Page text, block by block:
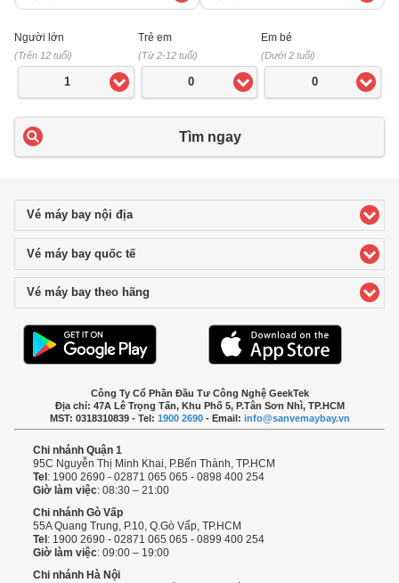
Người lớn
(Trên 12 tuổi)
1
Trẻ em
(Từ 2-12 tuổi)
0
Em bé
(Dưới 2 tuổi)
0
Tìm ngay
Vé máy bay nội địaclick to expand contents
Vé máy bay quốc tếclick to expand contents
Vé máy bay theo hãng
Công Ty Cổ Phần Đầu Tư Công Nghệ GeekTek
Địa chỉ: 47A Lê Trọng Tấn, Khu Phố 5, P.Tân Sơn Nhì, TP.HCM
MST: 0318310839 - Tel: 1900 2690- Email: info@sanvemaybay.vn
Chi nhánh Quận 1
95C Nguyễn Thị Minh Khai, P.Bến Thành, TP.HCM
Tel: 1900 2690 - 02871 065 065 - 0898 400 254
Giờ làm việc: 08:30 – 21:00
Chi nhánh Gò Vấp
55A Quang Trung, P.10, Q.Gò Vấp, TP.HCM
Tel: 1900 2690 - 02871 065 065 - 0899 400 254
Giờ làm việc: 09:00 – 19:00
Chi nhánh Hà Nội